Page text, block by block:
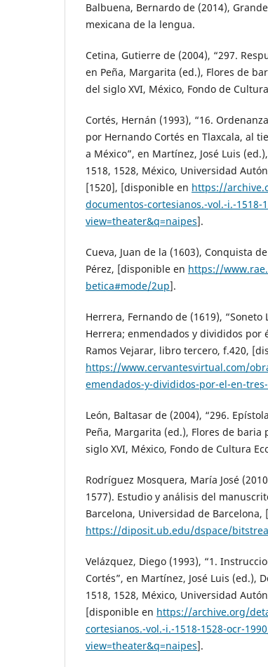
Balbuena, Bernardo de (2014),
mexicana de la lengua.
Cetina, Gutierre de (2004), “297.
en Peña, Margarita (ed.), Flores de
del siglo XVI, México, Fondo de
Cortés, Hernán (1993), “16.
por Hernando Cortés en Tlaxcala, al
a México”, en Martínez, José Luis
1518, 1528, México, Universidad
[1520], [disponible en https://
documentos-cortesianos.-vol.-i.-1518-
view=theater&q=naipes].
Cueva, Juan de la (1603), Conquista
Pérez, [disponible en https://
betica#mode/2up].
Herrera, Fernando de (1619), “Soneto
Herrera; enmendados y divididos por
Ramos Vejarar, libro tercero, f.420,
https://www.cervantesvirtual.com/
emendados-y-divididos-por-el-en-
León, Baltasar de (2004), “296.
Peña, Margarita (ed.), Flores de baria
siglo XVI, México, Fondo de Cultura
Rodríguez Mosquera, María José
1577). Estudio y análisis del
Barcelona, Universidad de Barcelona,
https://diposit.ub.edu/dspace/
Velázquez, Diego (1993), “1.
Cortés”, en Martínez, José Luis (ed.),
1518, 1528, México, Universidad
[disponible en https://archive.org/
cortesianos.-vol.-i.-1518-1528-ocr-
view=theater&q=naipes].